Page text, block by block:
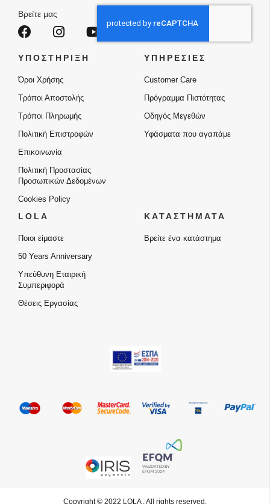
Δελτίο:
Βρείτε μας
ΥΠΟΣΤΗΡΙΞΗ
Όροι Χρήσης
Τρόποι Αποστολής
Τρόποι Πληρωμής
Πολιτική Επιστροφών
Επικοινωνία
Πολιτική Προστασίας
Προσωπικών Δεδομένων
Cookies Policy
ΥΠΗΡΕΣΙΕΣ
Customer Care
Πρόγραμμα Πιστότητας
Οδηγός Μεγεθών
Υφάσματα που αγαπάμε
LOLA
Ποιοι είμαστε
50 Years Anniversary
Υπεύθυνη Εταιρική
Συμπεριφορά
Θέσεις Εργασίας
ΚΑΤΑΣΤΗΜΑΤΑ
Βρείτε ένα κατάστημα
Copyright © 2022 LOLA . All rights reserved.